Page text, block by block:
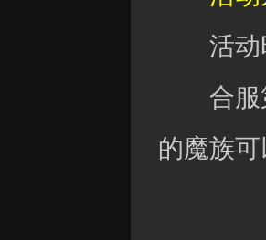
活动
合服第
的魔族